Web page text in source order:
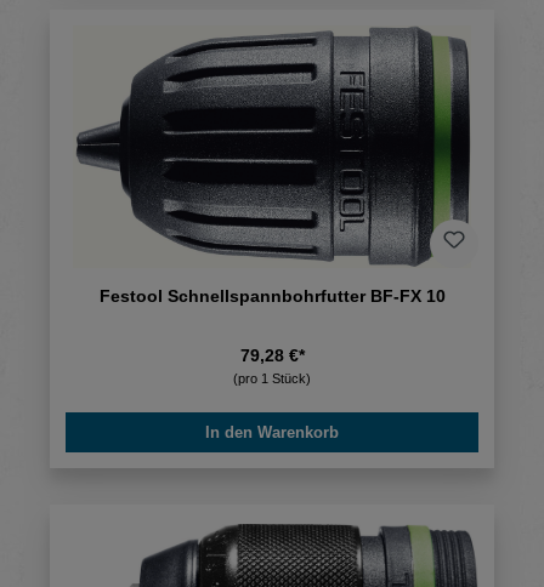
Festool Schnellspannbohrfutter BF-FX 10
79,28 €*
(pro 1 Stück)
In den Warenkorb